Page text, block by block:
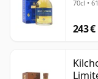
70cl •
243 €